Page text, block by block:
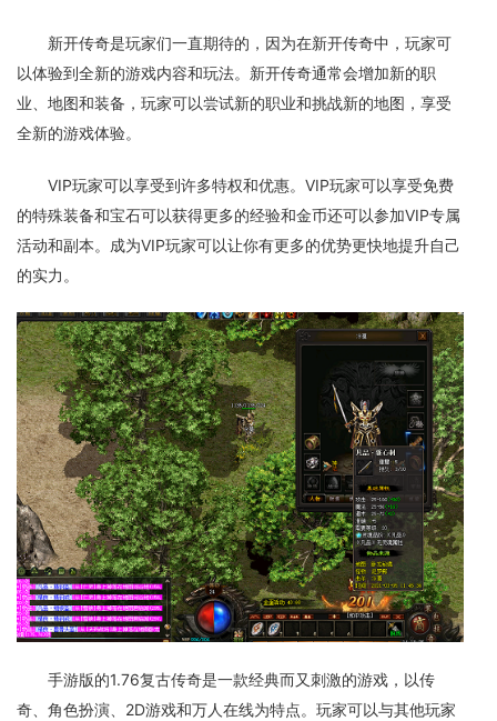
新开传奇是玩家们一直期待的，因为在新开传奇中，玩家可
以体验到全新的游戏内容和玩法。新开传奇通常会增加新的职
业、地图和装备，玩家可以尝试新的职业和挑战新的地图，享受
全新的游戏体验。
VIP玩家可以享受到许多特权和优惠。VIP玩家可以享受免费
的特殊装备和宝石可以获得更多的经验和金币还可以参加VIP专属
活动和副本。成为VIP玩家可以让你有更多的优势更快地提升自己
的实力。
手游版的1.76复古传奇是一款经典而又刺激的游戏，以传
奇、角色扮演、2D游戏和万人在线为特点。玩家可以与其他玩家